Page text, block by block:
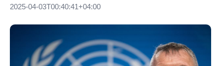
2025-04-03T00:40:41+04:00